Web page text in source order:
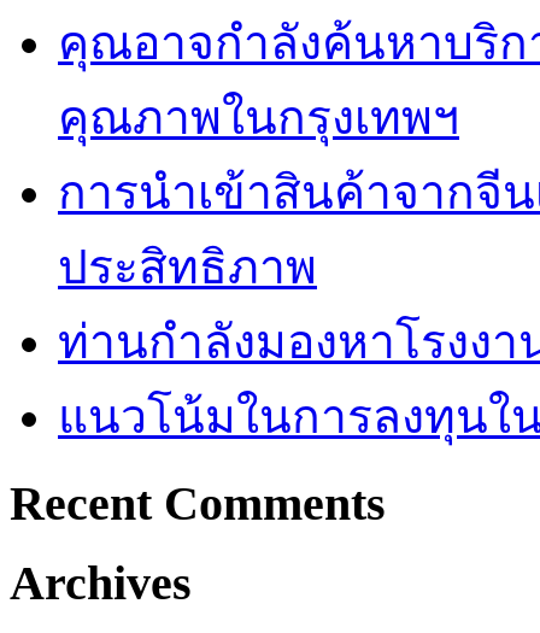
คุณอาจกำลังค้นหาบริกา
คุณภาพในกรุงเทพฯ
การนำเข้าสินค้าจากจี
ประสิทธิภาพ
ท่านกำลังมองหาโรงง
แนวโน้มในการลงทุนใ
Recent Comments
Archives